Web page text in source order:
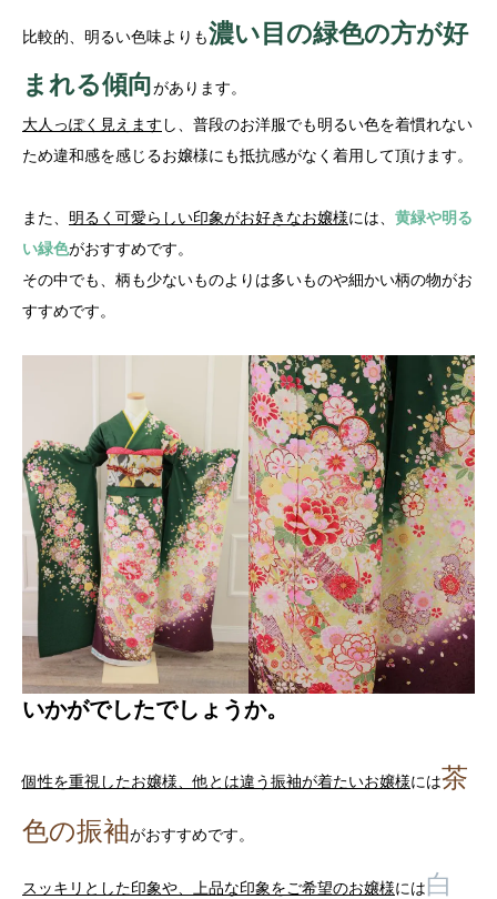
比較的、明るい色味よりも濃い目の緑色の方が好
まれる傾向があります。
大人っぽく見えます し、普段のお洋服でも明るい色を着慣れない
ため違和感を感じるお嬢様にも抵抗感がなく着用して頂けます。
また、 明るく可愛らしい印象がお好きなお嬢様には、 黄緑や明る
い緑色がおすすめです。
その中でも、柄も少ないものよりは多いものや細かい柄の物がお
すすめです。
いかがでしたでしょうか。
個性を重視したお嬢様、他とは違う振袖が着たいお嬢様には茶
色の振袖がおすすめです。
スッキリとした印象や、上品な印象をご希望のお嬢様には白